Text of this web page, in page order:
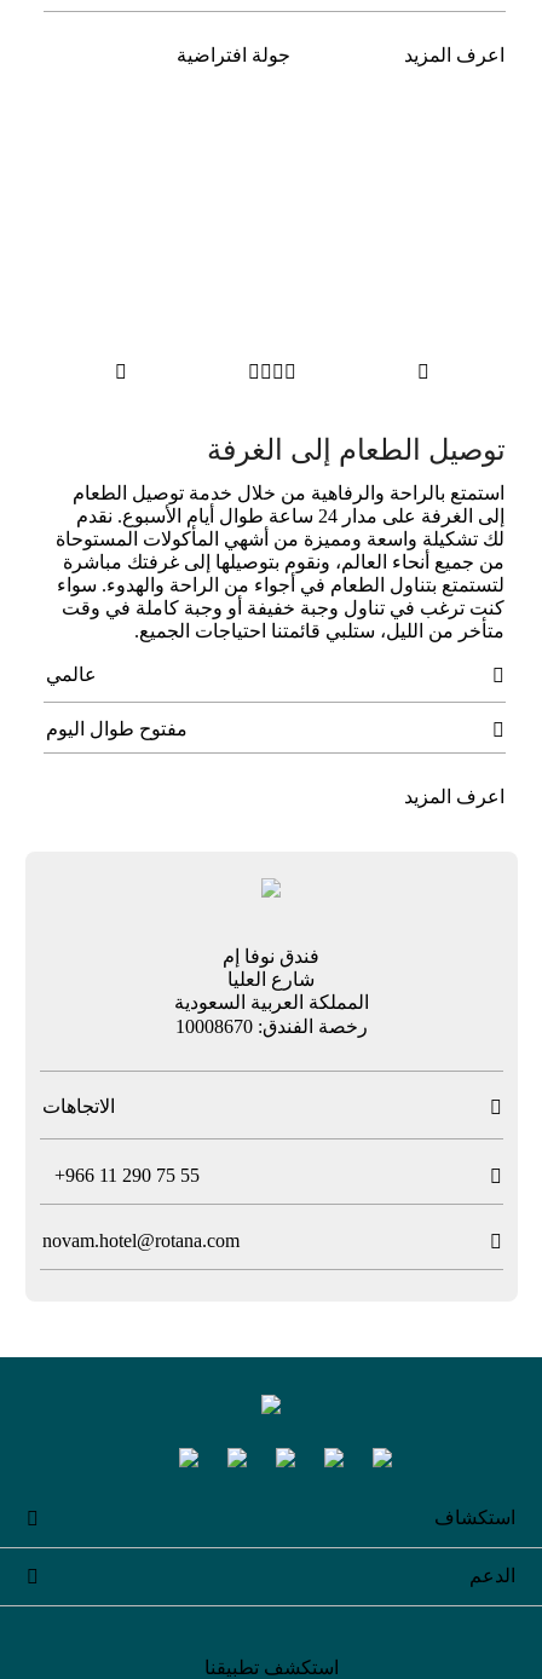
اعرف المزيد جولة افتراضية

   

توصيل الطعام إلى الغرفة
استمتع بالراحة والرفاهية من خلال خدمة توصيل الطعام
إلى الغرفة على مدار 24 ساعة طوال أيام الأسبوع. نقدم
لك تشكيلة واسعة ومميزة من أشهي المأكولات المستوحاة
من جميع أنحاء العالم، ونقوم بتوصيلها إلى غرفتك مباشرة
لتستمتع بتناول الطعام في أجواء من الراحة والهدوء. سواء
كنت ترغب في تناول وجبة خفيفة أو وجبة كاملة في وقت
متأخر من الليل، ستلبي قائمتنا احتياجات الجميع.
 عالمي
 مفتوح طوال اليوم
اعرف المزيد
فندق نوفا إم
شارع العليا
المملكة العربية السعودية
رخصة الفندق: 10008670
 الاتجاهات

+966 11 290 75 55

novam.hotel@rotana.com
استكشاف 
الدعم 
استكشف تطبيقنا